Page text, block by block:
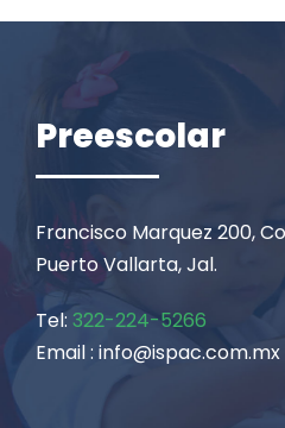
Preescolar
Francisco Marquez 200,
Puerto Vallarta, Jal.
Tel: 322-224-5266
Email : info@ispac.com.mx